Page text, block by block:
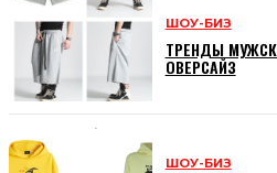
ШОУ-БИЗ
ТРЕНДЫ
ОВЕРСАЙЗ
ШОУ-БИЗ